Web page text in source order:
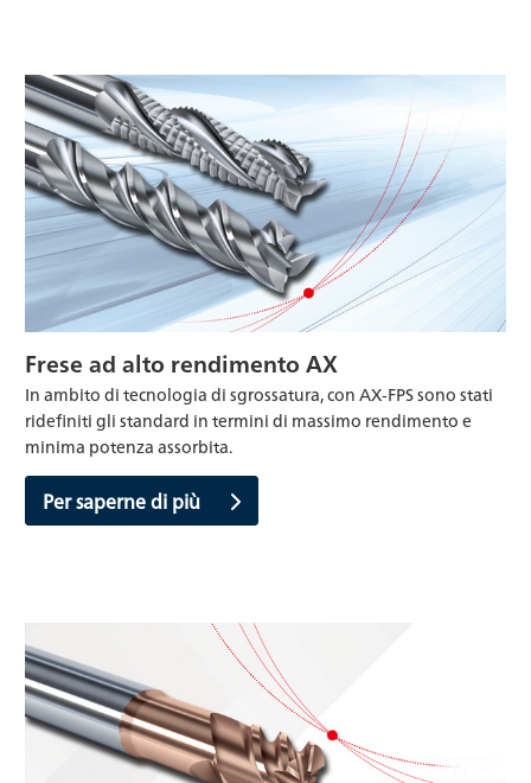
Frese ad alto rendimento AX
In ambito di tecnologia di sgrossatura, con AX-FPS sono stati
ridefiniti gli standard in termini di massimo rendimento e
minima potenza assorbita.
Per saperne di più